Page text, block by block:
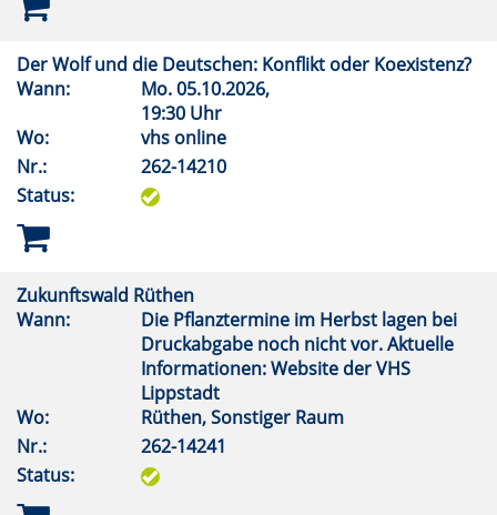
Der Wolf und die Deutschen: Konflikt oder Koexistenz?
Wann:
Mo.05.10.2026,
19:30 Uhr
Wo:
vhs online
Nr.:
262-14210
Status:
Zukunftswald Rüthen
Wann:
Die Pflanztermine im Herbst lagen bei
Druckabgabe noch nicht vor. Aktuelle
Informationen: Website der VHS
Lippstadt
Wo:
Rüthen, Sonstiger Raum
Nr.:
262-14241
Status: